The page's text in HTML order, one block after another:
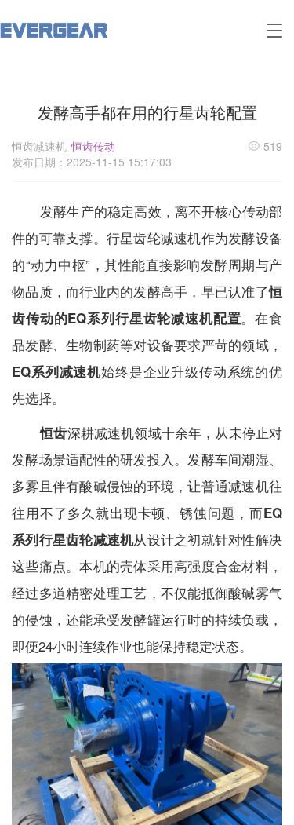
T
a
a
t
i
n
发酵高手都在用的行星齿轮配置
恒齿减速机 恒齿传动
发布日期：2025-11-15 15:17:03
519
发酵生产的稳定高效，离不开核心传动部
件的可靠支撑。行星齿轮减速机作为发酵设备
的“动力中枢”，其性能直接影响发酵周期与产
物品质，而行业内的发酵高手，早已认准了恒
齿传动的EQ系列行星齿轮减速机配置。在食
品发酵、生物制药等对设备要求严苛的领域，
EQ系列减速机始终是企业升级传动系统的优
先选择。
恒齿深耕减速机领域十余年，从未停止对
发酵场景适配性的研发投入。发酵车间潮湿、
多雾且伴有酸碱侵蚀的环境，让普通减速机往
往用不了多久就出现卡顿、锈蚀问题，而EQ
系列行星齿轮减速机从设计之初就针对性解决
这些痛点。本机的壳体采用高强度合金材料，
经过多道精密处理工艺，不仅能抵御酸碱雾气
的侵蚀，还能承受发酵罐运行时的持续负载，
即便24小时连续作业也能保持稳定状态。